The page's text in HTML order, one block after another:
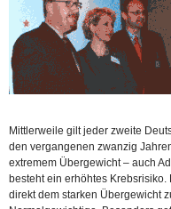
Mittlerweile gilt jeder zweite
den vergangenen zwanzig
extremem Übergewicht – auch
besteht ein erhöhtes
direkt dem starken Übergewicht